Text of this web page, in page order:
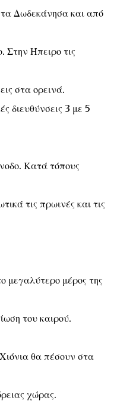
Δωδεκάνησα και από
Στην Ήπειρο τις
στα ορεινά.
διευθύνσεις 3 με 5
Κατά τόπους
τις πρωινές και τις
μεγαλύτερο μέρος της
του καιρού.
θα πέσουν στα
χώρας.